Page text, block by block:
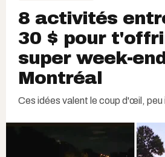
8 activités
30 $ pour
super week-
Montréal
Ces idées valent le coup d'œil,